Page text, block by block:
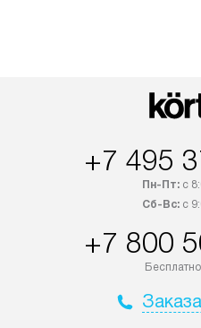
+7 495
Пн-Пт:с
Сб-Вс:с
+7 800